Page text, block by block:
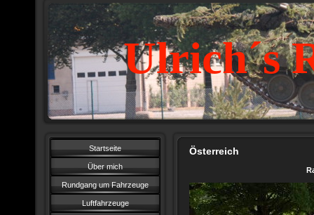
Ulrich´s
Startseite
Über mich
Rundgang um Fahrzeuge
Luftfahrzeuge
Österreich